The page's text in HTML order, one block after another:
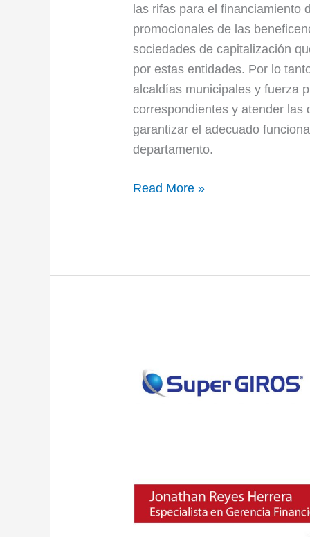
las rifas para el financiamiento
promocionales de las
sociedades de capitalización
por estas entidades. Por lo
alcaldías municipales y fuerza
correspondientes y atender las
garantizar el adecuado
departamento.
Read More »
tiene
desde
general